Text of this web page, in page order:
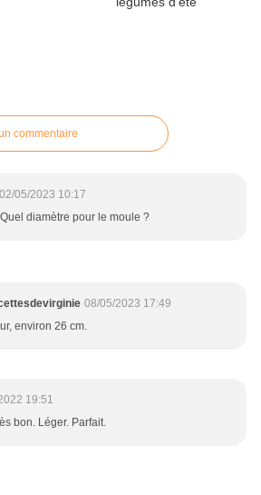
commentaire
02/05/2023 10:17
diamètre pour le moule ?
08/05/2023 17:49
environ 26 cm.
19:51
bon. Léger. Parfait.